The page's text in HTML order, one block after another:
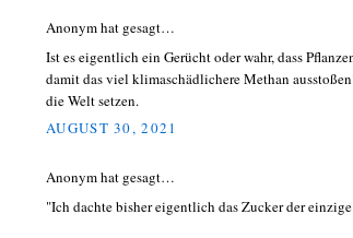
Anonym hat gesagt…
Ist es eigentlich ein Gerücht oder wahr, dass
damit das viel klimaschädlichere Methan
die Welt setzen.
AUGUST 30, 2021
Anonym hat gesagt…
"Ich dachte bisher eigentlich das Zucker der